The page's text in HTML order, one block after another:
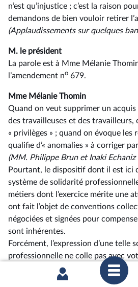
n’est qu’injustice ; c’est la raison
demandons de bien vouloir retirer
(Applaudissements sur quelques
M. le président
La parole est à Mme Mélanie
l’amendement no 679.
Mme Mélanie Thomin
Quand on veut supprimer un
des travailleuses et des travailleurs,
« privilèges » ; quand on évoque les
qualifie d’« anomalies » à corriger
(MM. Philippe Brun et Inaki Echaniz
Pourtant, le dispositif dont il est ici
système de solidarité
métiers dont l’exercice mérite une
ont fait l’objet de conventions
négociées et signées pour
sont inhérentes.
Forcément, l’expression d’une telle
professionnelle ne colle pas avec
solitaire et ubérisé. Plutôt qu’une
spéciaux sont un idéal et un horizon